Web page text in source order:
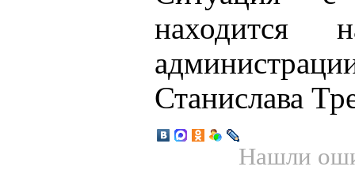
находится
Станислава
Нашли